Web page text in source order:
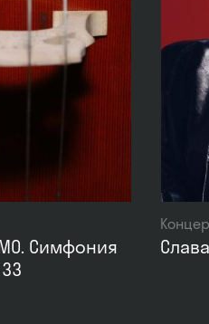
Симфония
Слава